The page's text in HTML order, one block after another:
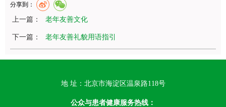
分享到：
上一篇： 老年友善文化
下一篇： 老年友善礼貌用语指引
地 址：北京市海淀区温泉路118号
公众与患者健康服务热线：